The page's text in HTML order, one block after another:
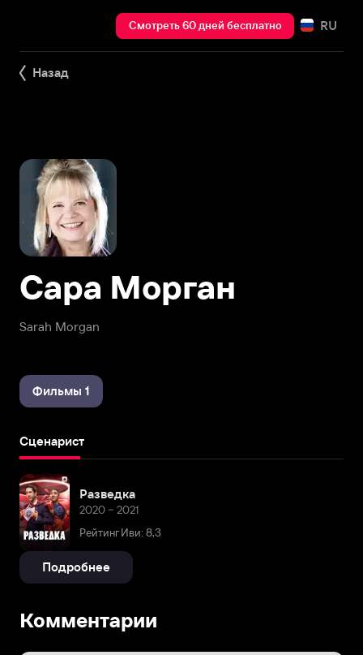
Смотреть 60 дней бесплатно RU
Назад
Sarah Morgan
Сара Морган
Фильмы 1
Сценарист
Разведка
2020 – 2021
Рейтинг Иви: 8,3
Подробнее
Комментарии